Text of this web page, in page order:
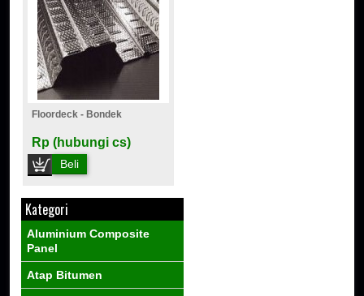
Floordeck - Bondek
Rp (hubungi cs)
Beli
Kategori
Aluminium Composite
Panel
Atap Bitumen